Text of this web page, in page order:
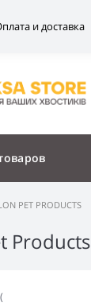
и доставка
PET PRODUCTS
Products